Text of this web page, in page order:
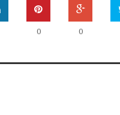
0
0